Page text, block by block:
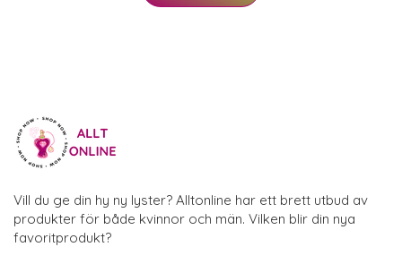
Vill du ge din hy ny lyster? Alltonline har ett brett utbud av
produkter för både kvinnor och män. Vilken blir din nya
favoritprodukt?